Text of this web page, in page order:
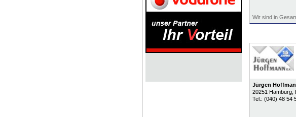
Wir sind in
Jürgen
20251 Hamburg,
Tel.: (040) 48 54